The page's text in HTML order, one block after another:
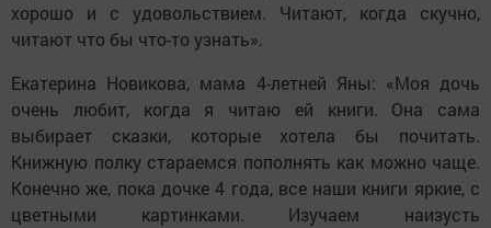
хорошо и с удовольствием. Читают, когда скучно,
читают что бы что-то узнать».
Екатерина Новикова, мама 4-летней Яны: «Моя дочь
очень любит, когда я читаю ей книги. Она сама
выбирает сказки, которые хотела бы почитать.
Книжную полку стараемся пополнять как можно чаще.
Конечно же, пока дочке 4 года, все наши книги яркие, с
цветными картинками. Изучаем наизусть